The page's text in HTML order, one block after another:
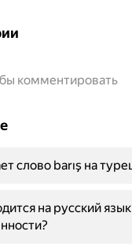
комментировать
слово barış на
на русский